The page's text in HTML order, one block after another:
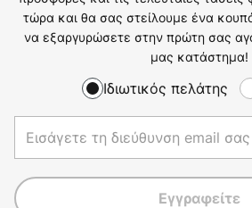
τώρα και θα σας στείλουμε ένα
να εξαργυρώσετε στην πρώτη σας
μας κατάστημα!
Ιδιωτικός πελάτης
Εγγραφείτε